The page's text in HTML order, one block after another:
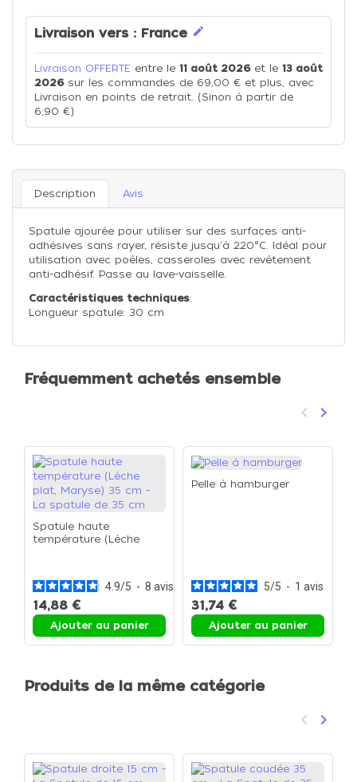
Livraison vers : France edit
Livraison OFFERTE entre le 11 août 2026et le 13 août
2026sur les commandes de 69,00 € et plus, avec
Livraison en points de retrait. (Sinon à partir de
6,90 €)
Description Avis
Spatule ajourée pour utiliser sur des surfaces anti-
adhésives sans rayer, résiste jusqu'à 220°C. Idéal pour
utilisation avec poêles, casseroles avec revêtement
anti-adhésif. Passe au lave-vaisselle.
Caractéristiques techniques:
Longueur spatule: 30 cm
Fréquemment achetés ensemble
Précédent
keyboard_arrow_left keyboard_arrow_right
Spatule haute
température (Lèche
4.9/5 - 8 avis
14,88 €
Ajouter au panier
Pelle à hamburger
5/5 - 1 avis
31,74 €
Ajouter au panier
Produits de la même catégorie
Précédent
keyboard_arrow_left keyboard_arrow_right